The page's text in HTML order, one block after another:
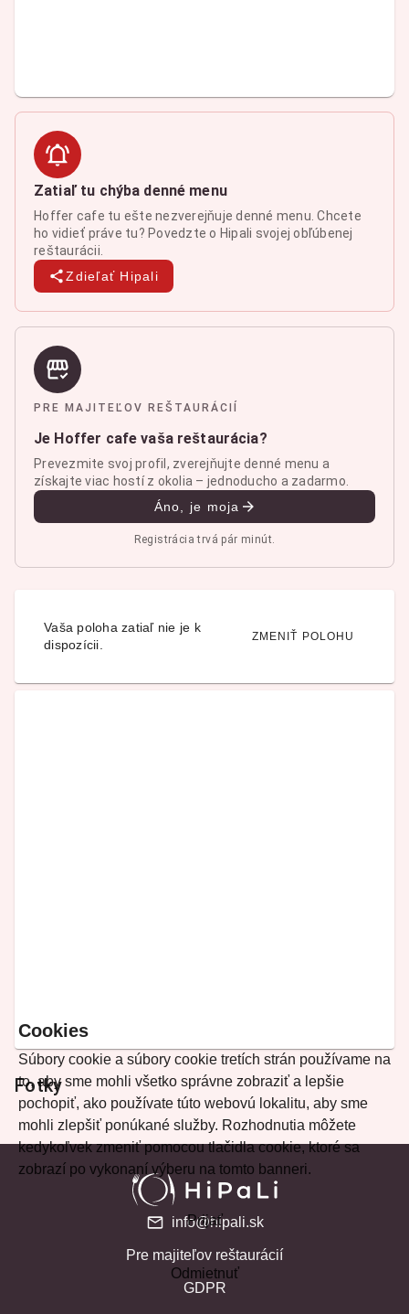
Zatiaľ tu chýba denné menu
Hoffer cafe tu ešte nezverejňuje denné menu. Chcete
ho vidieť práve tu? Povedzte o Hipali svojej obľúbenej
reštaurácii.
Zdieľať Hipali
PRE MAJITEĽOV REŠTAURÁCIÍ
Je Hoffer cafe vaša reštaurácia?
Prevezmite svoj profil, zverejňujte denné menu a
získajte viac hostí z okolia – jednoducho a zadarmo.
Áno, je moja
Registrácia trvá pár minút.
Vaša poloha zatiaľ nie je k
dispozícii.
ZMENIŤ POLOHU
Fotky
Cookies
Súbory cookie a súbory cookie tretích strán používame na
to, aby sme mohli všetko správne zobraziť a lepšie
pochopiť, ako používate túto webovú lokalitu, aby sme
mohli zlepšiť ponúkané služby. Rozhodnutia môžete
kedykoľvek zmeniť pomocou tlačidla cookie, ktoré sa
zobrazí po vykonaní výberu na tomto banneri.
Prijať
Odmietnuť
info@hipali.sk
Pre majiteľov reštaurácií
GDPR